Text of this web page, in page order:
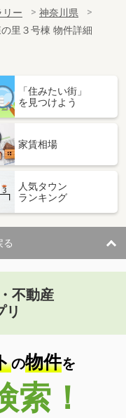
リー
神奈川県
里３号棟 物件詳細
「住みたい街」
を見つけよう
家賃相場
人気タウン
ランキング
る
不動産
リ
の物件を
索！